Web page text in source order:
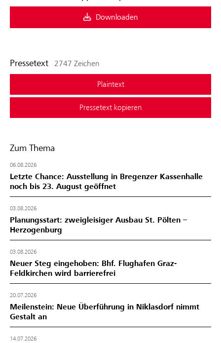
Downloaden
Pressetext 2747 Zeichen
Plaintext
Pressetext kopieren
Zum Thema
06.08.2026
Letzte Chance: Ausstellung in Bregenzer Kassenhalle
noch bis 23. August geöffnet
03.08.2026
Planungsstart: zweigleisiger Ausbau St. Pölten –
Herzogenburg
03.08.2026
Neuer Steg eingehoben: Bhf. Flughafen Graz-
Feldkirchen wird barrierefrei
20.07.2026
Meilenstein: Neue Überführung in Niklasdorf nimmt
Gestalt an
14.07.2026